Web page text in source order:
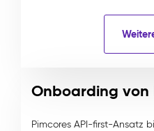
Onboarding von
Pimcores API-first-Ansatz